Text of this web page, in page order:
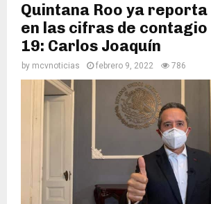
Quintana Roo ya
en las cifras de contagio
19: Carlos Joaquín
by mcvnoticias febrero 9, 2022 786